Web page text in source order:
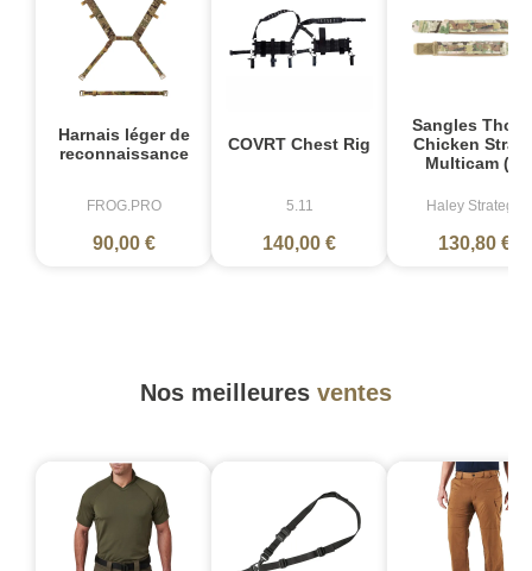
Harnais léger de
reconnaissance
FROG.PRO
90,00 €
COVRT Chest Rig
5.11
140,00 €
Sangles
Chicken
Multicam (2)
Haley Strategic
130,80 €
Nos meilleures ventes